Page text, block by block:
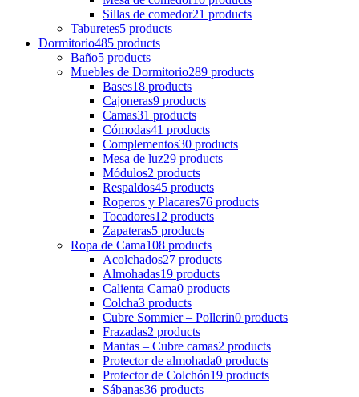
Sillas de comedor21 products
Taburetes5 products
Dormitorio485 products
Baño5 products
Muebles de Dormitorio289 products
Bases18 products
Cajoneras9 products
Camas31 products
Cómodas41 products
Complementos30 products
Mesa de luz29 products
Módulos2 products
Respaldos45 products
Roperos y Placares76 products
Tocadores12 products
Zapateras5 products
Ropa de Cama108 products
Acolchados27 products
Almohadas19 products
Calienta Cama0 products
Colcha3 products
Cubre Sommier – Pollerin0 products
Frazadas2 products
Mantas – Cubre camas2 products
Protector de almohada0 products
Protector de Colchón19 products
Sábanas36 products